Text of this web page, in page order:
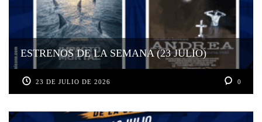
ESTRENOS DE LA SEMANA (23 JULIO)
23 DE JULIO DE 2026 0